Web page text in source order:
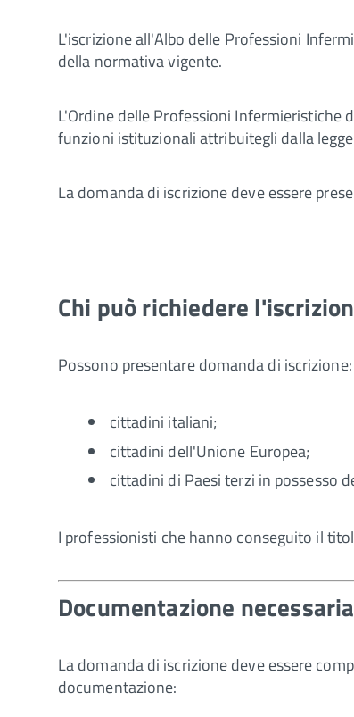
L'iscrizione all'Albo delle Professioni
della normativa vigente.
L'Ordine delle Professioni Infermieristiche
funzioni istituzionali attribuitegli dalla
La domanda di iscrizione deve essere
Chi può richiedere
Possono presentare domanda di iscrizione:
cittadini italiani;
cittadini dell'Unione Europea;
cittadini di Paesi terzi in possesso
I professionisti che hanno conseguito il
Documentazione necessaria
La domanda di iscrizione deve essere
documentazione: